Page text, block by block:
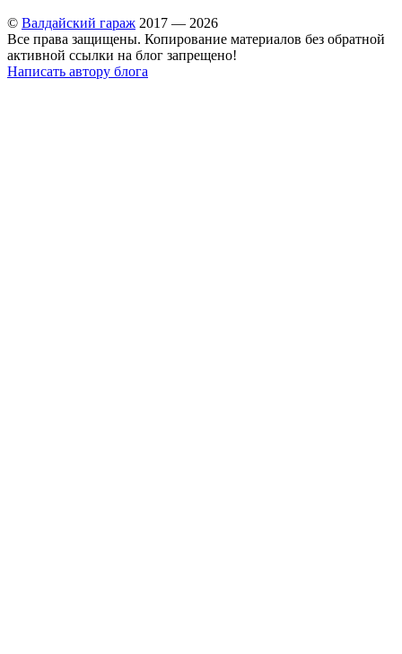
© Валдайский гараж 2017 — 2026
Все права защищены. Копирование материалов без обратной
активной ссылки на блог запрещено!
Написать автору блога